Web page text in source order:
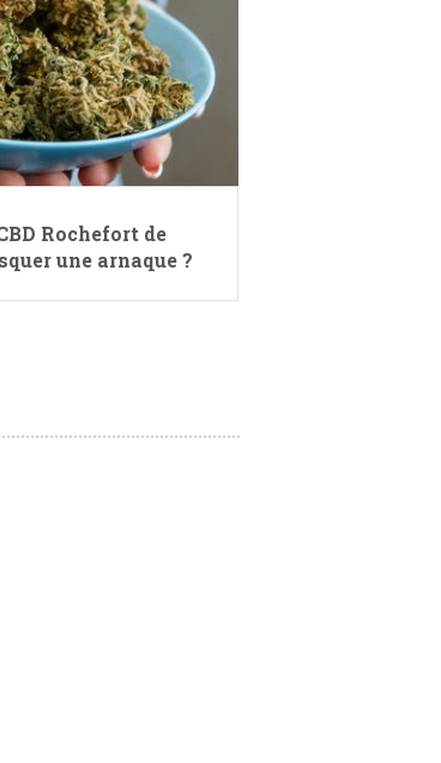
Rochefort de
une arnaque ?